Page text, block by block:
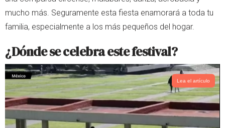
r
p
p
mucho más. Seguramente esta fiesta enamorará a toda tu
familia, especialmente a los más pequeños del hogar.
¿Dónde se celebra este festival?
Lea el artículo